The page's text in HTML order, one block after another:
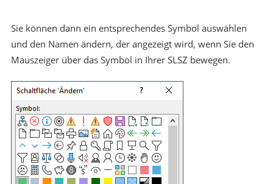
Sie können dann ein entsprechendes Symbol auswählen
und den Namen ändern, der angezeigt wird, wenn Sie den
Mauszeiger über das Symbol in Ihrer SLSZ bewegen.